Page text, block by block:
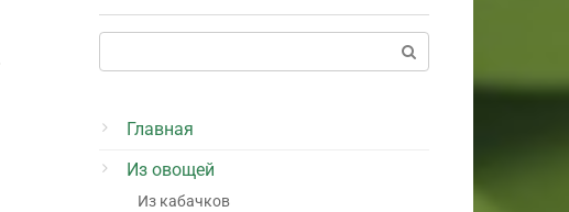
Главная
Из овощей
Из кабачков